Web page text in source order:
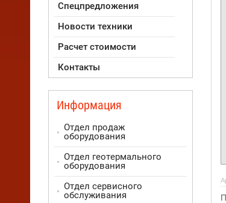
Спецпредложения
Новости техники
Расчет стоимости
Контакты
Информация
Отдел продаж
оборудования
Отдел геотермального
оборудования
Отдел сервисного
обслуживания